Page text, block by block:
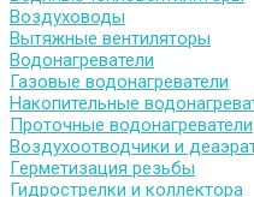
Воздуховоды
Вытяжные вентиляторы
Водонагреватели
Газовые водонагреватели
Накопительные
Проточные водонагреватели
Воздухоотводчики и
Герметизация резьбы
Гидрострелки и коллектора